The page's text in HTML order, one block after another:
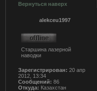
Вернуться наверх
alekceu1997
Старшина лазерной
наводки
Зарегистрирован: 20 апр
2012, 13:34
Сообщений: 86
Откуда: Казахстан